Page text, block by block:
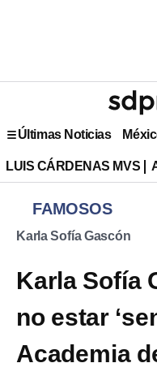
Últimas Noticias
LUIS CÁRDENAS MVS
FAMOSOS
Karla Sofía Gascón
Karla Sofía
no estar
Academia